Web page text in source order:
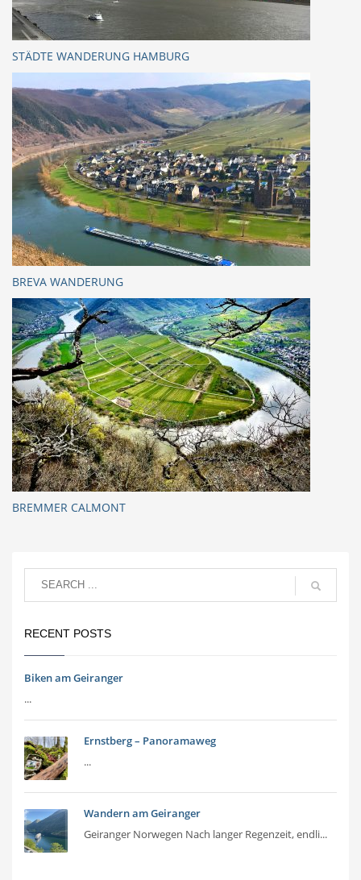
STÄDTE WANDERUNG HAMBURG
BREVA WANDERUNG
BREMMER CALMONT
RECENT POSTS
Biken am Geiranger
...
Ernstberg – Panoramaweg
...
Wandern am Geiranger
Geiranger Norwegen Nach langer Regenzeit, endli...